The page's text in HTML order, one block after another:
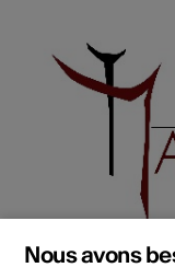
Nous avons